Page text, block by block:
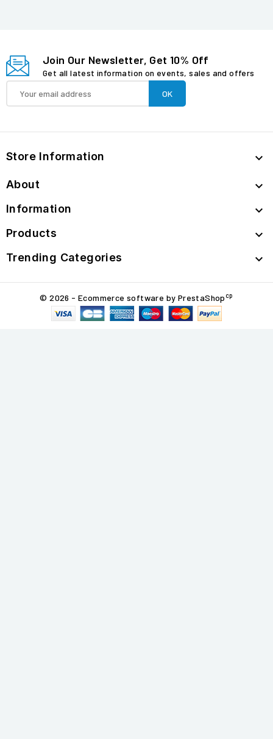
Join Our Newsletter, Get 10% Off
Get all latest information on events, sales and offers
Store Information 
About 
Information 
Products 
Trending Categories 
© 2026 - Ecommerce software by PrestaShop cp